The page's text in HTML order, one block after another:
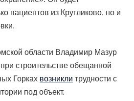
пациентов из Кругликово, но и
области Владимир Мазур
строительстве обещанной
Горках возникли трудности с
под объект.